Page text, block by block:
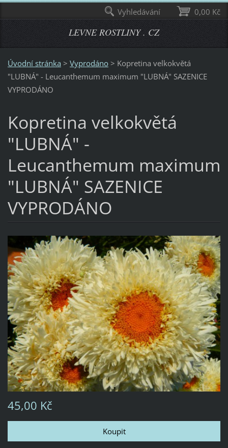
LEVNE ROSTLINY . CZ
Úvodní stránka > Vyprodáno > Kopretina velkokvětá
"LUBNÁ" - Leucanthemum maximum "LUBNÁ" SAZENICE
VYPRODÁNO
Kopretina velkokvětá
"LUBNÁ" -
Leucanthemum maximum
"LUBNÁ" SAZENICE
VYPRODÁNO
45,00 Kč
0,00 Kč
Vyhledávání